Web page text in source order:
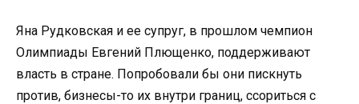
Яна Рудковская и ее супруг, в прошлом чемпион
Олимпиады Евгений Плющенко, поддерживают
власть в стране. Попробовали бы они пискнуть
против, бизнесы-то их внутри границ, ссориться с